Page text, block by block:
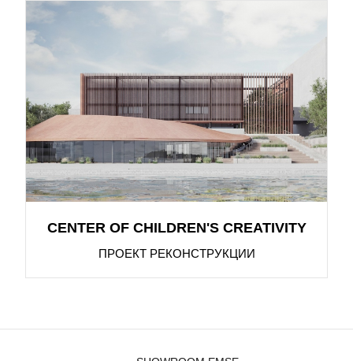
CENTER OF CHILDREN'S CREATIVITY
ПРОЕКТ РЕКОНСТРУКЦИИ